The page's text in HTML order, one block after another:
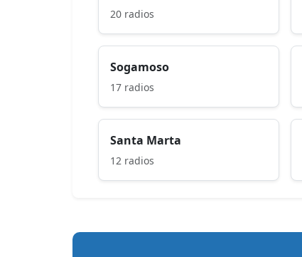
20 radios
Sogamoso
17 radios
Santa Marta
12 radios